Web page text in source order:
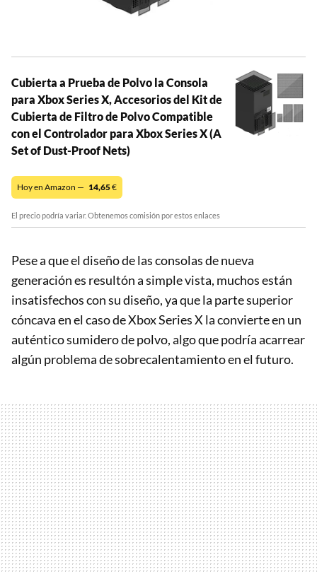
Cubierta a Prueba de Polvo la Consola
para Xbox Series X, Accesorios del Kit de
Cubierta de Filtro de Polvo Compatible
con el Controlador para Xbox Series X (A
Set of Dust-Proof Nets)
Hoy en Amazon — 14,65€
El precio podría variar. Obtenemos comisión por estos enlaces
Pese a que el diseño de las consolas de nueva
generación es resultón a simple vista, muchos están
insatisfechos con su diseño, ya que la parte superior
cóncava en el caso de Xbox Series X la convierte en un
auténtico sumidero de polvo, algo que podría acarrear
algún problema de sobrecalentamiento en el futuro.